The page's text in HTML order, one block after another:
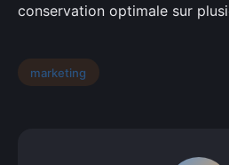
conservation optimale sur
marketing